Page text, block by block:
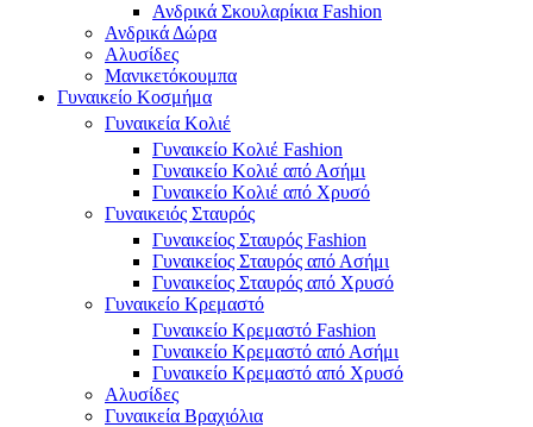
Ανδρικά Σκουλαρίκια Fashion
Ανδρικά Δώρα
Αλυσίδες
Μανικετόκουμπα
Γυναικείο Κοσμήμα
Γυναικεία Κολιέ
Γυναικείο Κολιέ Fashion
Γυναικείο Κολιέ από Ασήμι
Γυναικείο Κολιέ από Χρυσό
Γυναικειός Σταυρός
Γυναικείος Σταυρός Fashion
Γυναικείος Σταυρός από Ασήμι
Γυναικείος Σταυρός από Χρυσό
Γυναικείο Κρεμαστό
Γυναικείο Κρεμαστό Fashion
Γυναικείο Κρεμαστό από Ασήμι
Γυναικείο Κρεμαστό από Χρυσό
Αλυσίδες
Γυναικεία Βραχιόλια